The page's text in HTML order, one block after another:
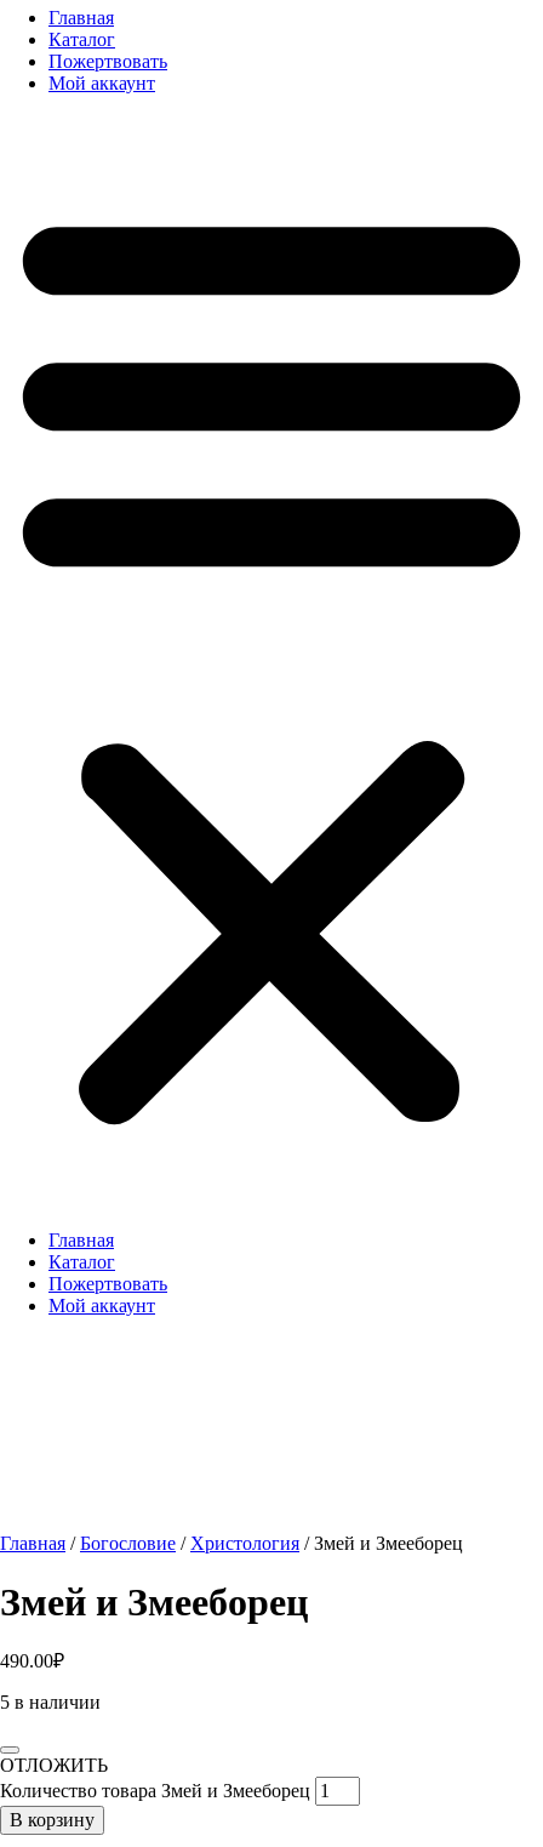
Главная
Каталог
Пожертвовать
Мой аккаунт
Главная
Каталог
Пожертвовать
Мой аккаунт
Главная /Богословие / Христология / Змей и Змееборец
Змей и Змееборец
490.00₽
5 в наличии
ОТЛОЖИТЬ
Количество товара Змей и Змееборец
В корзину